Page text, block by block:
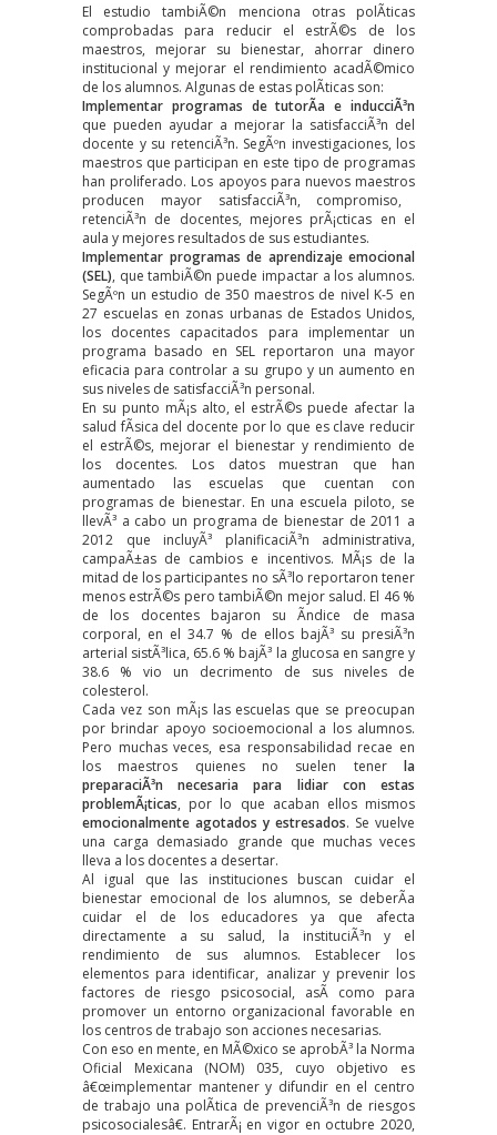
El estudio tambiÃ©n menciona otras polÃ­ticas
comprobadas para reducir el estrÃ©s de los
maestros, mejorar su bienestar, ahorrar dinero
institucional y mejorar el rendimiento acadÃ©mico
de los alumnos. Algunas de estas polÃ­ticas son:
Implementar programas de tutorÃ­a e inducciÃ³n
que pueden ayudar a mejorar la satisfacciÃ³n del
docente y su retenciÃ³n. SegÃºn investigaciones, los
maestros que participan en este tipo de programas
han proliferado. Los apoyos para nuevos maestros
producen mayor satisfacciÃ³n, compromiso,
retenciÃ³n de docentes, mejores prÃ¡cticas en el
aula y mejores resultados de sus estudiantes.
Implementar programas de aprendizaje emocional
(SEL), que tambiÃ©n puede impactar a los alumnos.
SegÃºn un estudio de 350 maestros de nivel K-5 en
27 escuelas en zonas urbanas de Estados Unidos,
los docentes capacitados para implementar un
programa basado en SEL reportaron una mayor
eficacia para controlar a su grupo y un aumento en
sus niveles de satisfacciÃ³n personal.
En su punto mÃ¡s alto, el estrÃ©s puede afectar la
salud fÃ­sica del docente por lo que es clave reducir
el estrÃ©s, mejorar el bienestar y rendimiento de
los docentes. Losdatos muestran que han
aumentado las escuelas que cuentan con
programas de bienestar. En una escuela piloto, se
llevÃ³ a cabo un programa de bienestar de 2011 a
2012 que incluyÃ³ planificaciÃ³n administrativa,
campaÃ±as de cambios e incentivos. MÃ¡s de la
mitad de los participantes no sÃ³lo reportaron tener
menos estrÃ©s pero tambiÃ©n mejor salud. El 46 %
de los docentes bajaron su Ã­ndice de masa
corporal, en el 34.7 % de ellos bajÃ³ su presiÃ³n
arterial sistÃ³lica, 65.6 % bajÃ³ la glucosa en sangre y
38.6 % vio un decrimento de sus niveles de
colesterol.
Cada vez son mÃ¡s las escuelas que se preocupan
por brindar apoyo socioemocional a los alumnos.
Pero muchas veces, esa responsabilidad recae en
los maestros quienes no suelen tenerla
preparaciÃ³n necesaria para lidiar con estas
problemÃ¡ticas, por lo que acaban ellos mismos
emocionalmente agotados y estresados. Se vuelve
una carga demasiado grande que muchas veces
lleva a los docentes a desertar.
Al igual que las instituciones buscan cuidar el
bienestar emocional de los alumnos, se deberÃ­a
cuidar el de los educadores ya que afecta
directamente a su salud, la instituciÃ³n y el
rendimiento de sus alumnos. Establecer los
elementos para identificar, analizar y prevenir los
factores de riesgo psicosocial, asÃ­ como para
promover un entorno organizacional favorable en
los centros de trabajo son acciones necesarias.
Con eso en mente, en MÃ©xico se aprobÃ³ la Norma
Oficial Mexicana (NOM) 035, cuyo objetivo es
â€œimplementar mantener y difundir en el centro
de trabajo una polÃ­tica de prevenciÃ³n de riesgos
psicosocialesâ€. EntrarÃ¡ en vigor en octubre 2020,